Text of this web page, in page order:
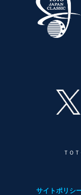
ＴＯ
サイトポリシ